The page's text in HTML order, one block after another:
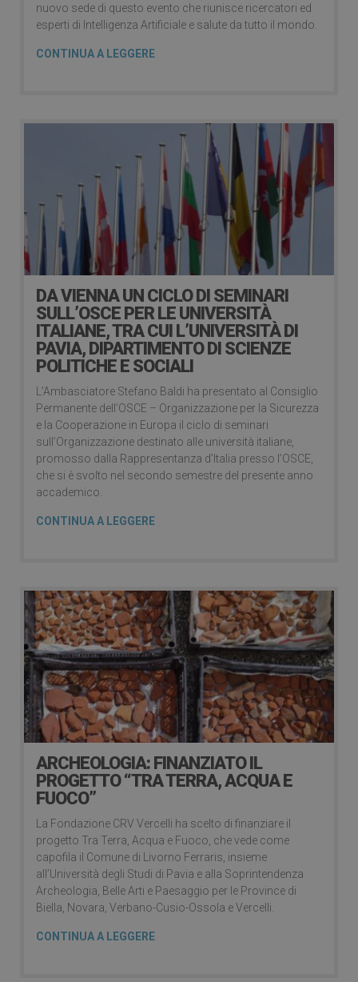
nuovo sede di questo evento che riunisce ricercatori ed
esperti di Intelligenza Artificiale e salute da tutto il mondo.
CONTINUA A LEGGERE
DA VIENNA UN CICLO DI SEMINARI
SULL’OSCE PER LE UNIVERSITÀ
ITALIANE, TRA CUI L’UNIVERSITÀ DI
PAVIA, DIPARTIMENTO DI SCIENZE
POLITICHE E SOCIALI
L’Ambasciatore Stefano Baldi ha presentato al Consiglio
Permanente dell’OSCE – Organizzazione per la Sicurezza
e la Cooperazione in Europa il ciclo di seminari
sull’Organizzazione destinato alle università italiane,
promosso dalla Rappresentanza d’Italia presso l’OSCE,
che si è svolto nel secondo semestre del presente anno
accademico.
CONTINUA A LEGGERE
ARCHEOLOGIA: FINANZIATO IL
PROGETTO “TRA TERRA, ACQUA E
FUOCO”
La Fondazione CRV Vercelli ha scelto di finanziare il
progetto Tra Terra, Acqua e Fuoco, che vede come
capofila il Comune di Livorno Ferraris, insieme
all’Università degli Studi di Pavia e alla Soprintendenza
Archeologia, Belle Arti e Paesaggio per le Province di
Biella, Novara, Verbano-Cusio-Ossola e Vercelli.
CONTINUA A LEGGERE